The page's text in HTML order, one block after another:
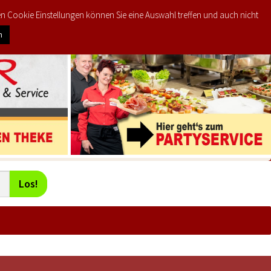
MEIN KONTO €0,00 0
Los!
Cookie Einstellungen können Sie eine Auswahl treffen und auch nicht